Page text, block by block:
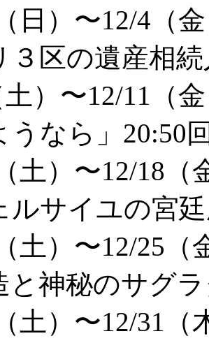
日）〜12/4（
区の遺産相続
土）〜12/11（
なら」20:50
土）〜12/18（
サイユの宮廷
土）〜12/25（
神秘のサグラ
土）〜12/31（